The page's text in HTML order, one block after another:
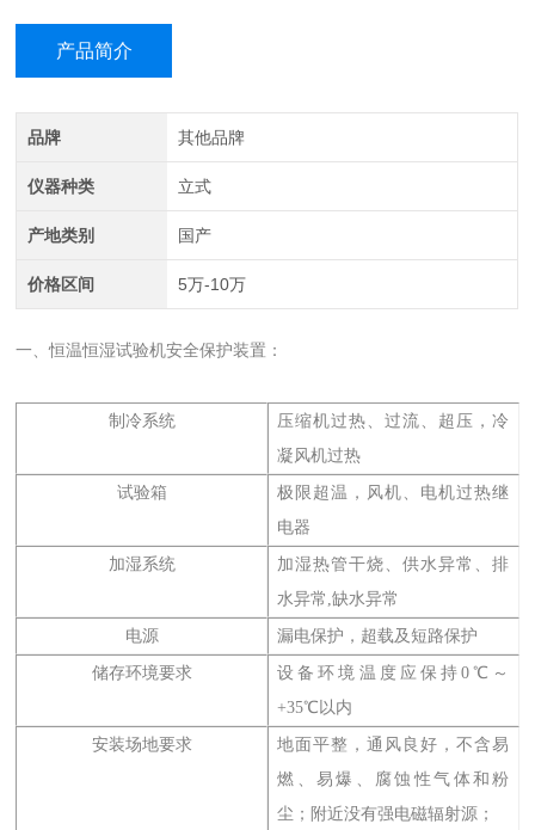
产品简介
品牌 其他品牌
仪器种类 立式
产地类别 国产
价格区间 5万-10万
一、恒温恒湿试验机安全保护装置：
制冷系统
压缩机过热、过流、超压，冷
凝风机过热
试验箱
极限超温，风机、电机过热继
电器
加湿系统
加湿热管干烧、供水异常、排
水异常,缺水异常
电源 漏电保护，超载及短路保护
储存环境要求
设备环境温度应保持0℃～
+35℃以内
安装场地要求
地面平整，通风良好，不含易
燃、易爆、腐蚀性气体和粉
尘；附近没有强电磁辐射源；